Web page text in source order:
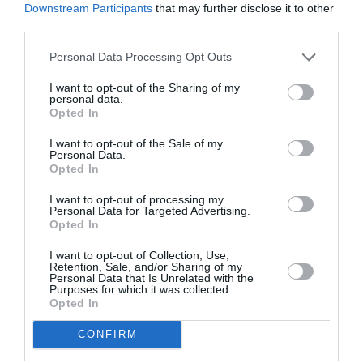
Downstream Participants that may further disclose it to other
Personal Data Processing Opt Outs
I want to opt-out of the Sharing of my
personal data.
Opted In
I want to opt-out of the Sale of my
Personal Data.
Opted In
I want to opt-out of processing my
Personal Data for Targeted Advertising.
Opted In
I want to opt-out of Collection, Use,
Retention, Sale, and/or Sharing of my
Personal Data that Is Unrelated with the
Purposes for which it was collected.
Opted In
CONFIRM
Κάθε βδομάδα στο e-mail σας τα τελευταία νέα για